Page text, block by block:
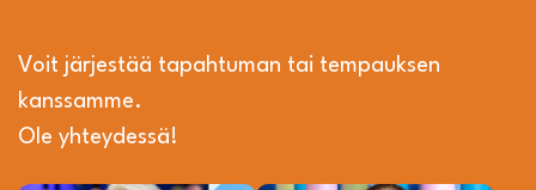
Voit järjestää tapahtuman tai tempauksen
kanssamme.
Ole yhteydessä!